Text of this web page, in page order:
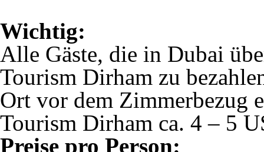
Wichtig:
Alle Gäste, die in Dubai
Tourism Dirham zu
Ort vor dem Zimmerbezug
Tourism Dirham ca. 4 – 5
Preise pro Person: